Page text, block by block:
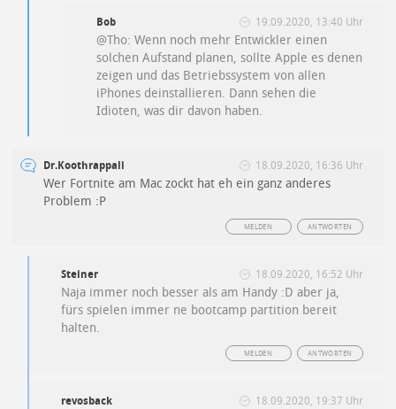
Bob 19.09.2020, 13:40 Uhr
@Tho: Wenn noch mehr Entwickler einen
solchen Aufstand planen, sollte Apple es denen
zeigen und das Betriebssystem von allen
iPhones deinstallieren. Dann sehen die
Idioten, was dir davon haben.
Dr.Koothrappali 18.09.2020, 16:36 Uhr
Wer Fortnite am Mac zockt hat eh ein ganz anderes
Problem :P
ANTWORTEN
MELDEN
Steiner 18.09.2020, 16:52 Uhr
Naja immer noch besser als am Handy :D aber ja,
fürs spielen immer ne bootcamp partition bereit
halten.
ANTWORTEN
MELDEN
revosback 18.09.2020, 19:37 Uhr